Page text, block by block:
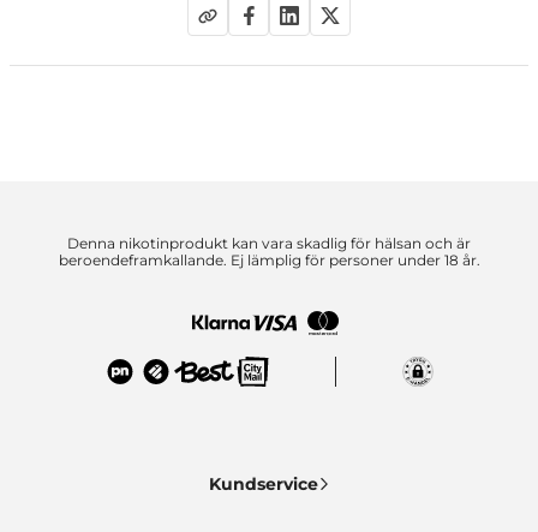
Denna nikotinprodukt kan vara skadlig för hälsan och är
beroendeframkallande. Ej lämplig för personer under 18 år.
Kundservice